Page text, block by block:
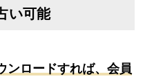
い可能
ンロードすれば、会員